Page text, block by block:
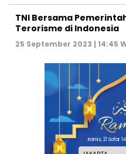
TNI Bersama
Terorisme di Indonesia
25 September 2023 | 14:45
Kamis, 21 Safar